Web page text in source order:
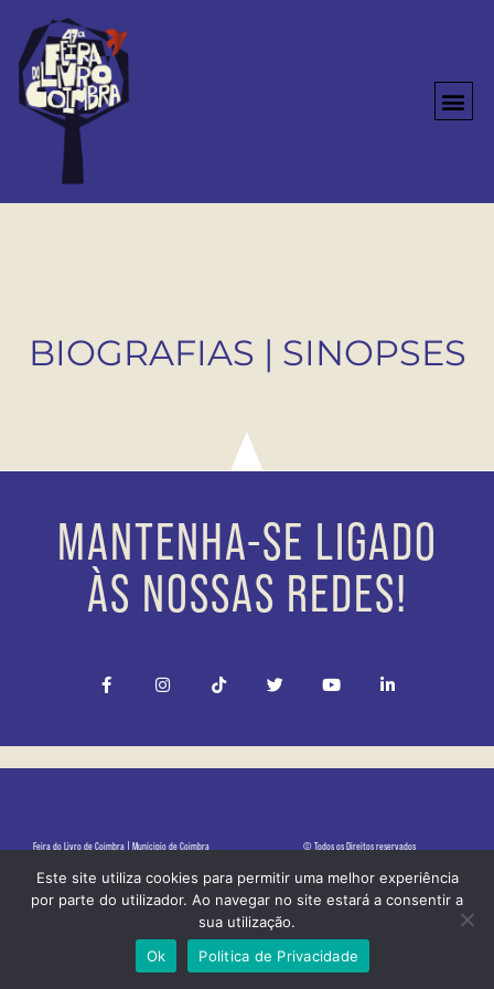
BIOGRAFIAS | SINOPSES
MANTENHA-SE LIGADO
ÀS NOSSAS REDES!
Feira do Livro de Coimbra | Munícipio de Coimbra © Todos os Direitos reservados
Politica de Privacidade
Este site utiliza cookies para permitir uma melhor experiência
por parte do utilizador. Ao navegar no site estará a consentir a
sua utilização.
Ok
Politica de Privacidade